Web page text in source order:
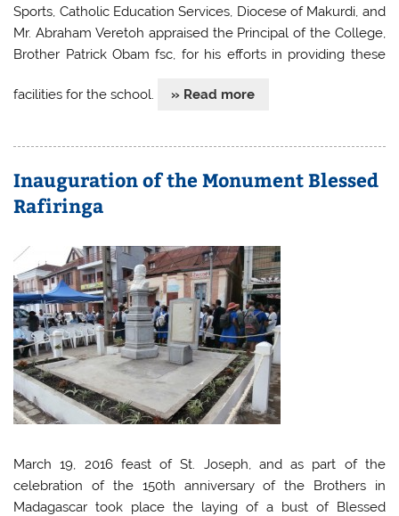
Sports, Catholic Education Services, Diocese of Makurdi, and
Mr. Abraham Veretoh appraised the Principal of the College,
Brother Patrick Obam fsc, for his efforts in providing these
facilities for the school. » Read more
Inauguration of the Monument Blessed
Rafiringa
March 19, 2016 feast of St. Joseph, and as part of the
celebration of the 150th anniversary of the Brothers in
Madagascar took place the laying of a bust of Blessed